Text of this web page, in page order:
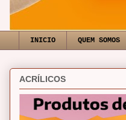
INICIO QUEM SOMOS
ACRÍLICOS